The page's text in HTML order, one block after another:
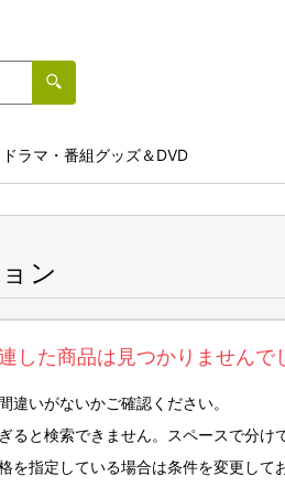
ドラマ・番組グッズ＆DVD
ン
した商品は見つかりませんで
違いがないかご確認ください。
ると検索できません。スペースで分け
を指定している場合は条件を変更して